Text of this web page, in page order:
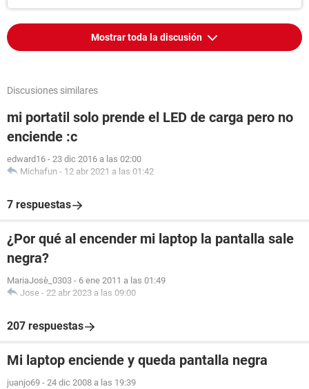
Mostrar toda la discusión
Discusiones similares
mi portatil solo prende el LED de carga pero no
enciende :c
edward16 - 23 dic 2016 a las 02:00
Michafun - 12 abr 2021 a las 01:42
7 respuestas
¿Por qué al encender mi laptop la pantalla sale
negra?
MariaJosè_0303 - 6 ene 2011 a las 01:49
Jose - 22 abr 2023 a las 09:00
207 respuestas
Mi laptop enciende y queda pantalla negra
juanjo69 - 24 dic 2008 a las 19:39